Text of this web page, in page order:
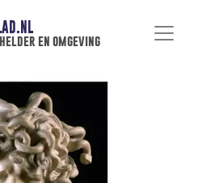
en omgeving